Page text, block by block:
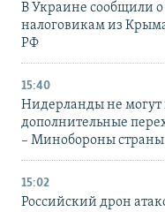
В Украине сообщили
налоговикам из
РФ
15:40
Нидерланды не могут
дополнительные
– Минобороны страны
15:02
Российский дрон